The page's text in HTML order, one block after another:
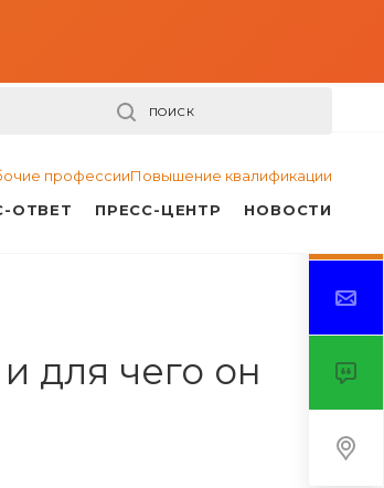
ПОИСК
ОТВЕТ ПРЕСС-ЦЕНТР НОВОСТИ
профессииПовышение квалификации
для чего он